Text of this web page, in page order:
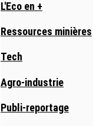
L'Eco en +
Ressources minières
Tech
Agro-industrie
Publi-reportage